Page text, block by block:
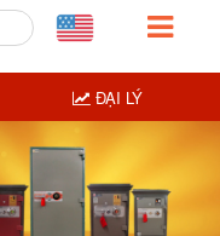
ĐẠI LÝ